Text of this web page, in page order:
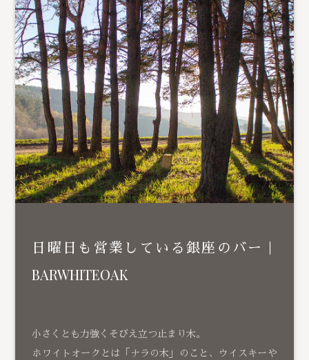
日曜日も営業している銀座のバー｜
BARWHITEOAK
小さくとも力強くそびえ立つ止まり木。
ホワイトオークとは「ナラの木」のこと、ウイスキーや